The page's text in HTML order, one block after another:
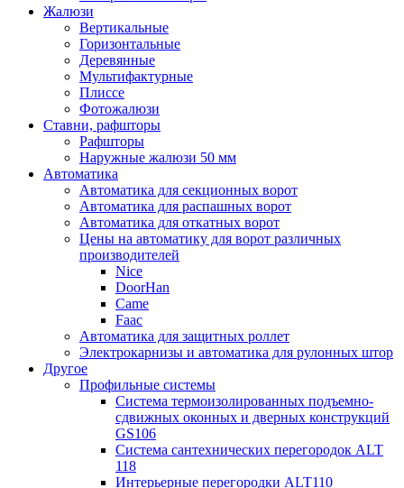
Жалюзи
Вертикальные
Горизонтальные
Деревянные
Мультифактурные
Плиссе
Фотожалюзи
Ставни, рафшторы
Рафшторы
Наружные жалюзи 50 мм
Автоматика
Автоматика для секционных ворот
Автоматика для распашных ворот
Автоматика для откатных ворот
Цены на автоматику для ворот различных
производителей
Nice
DoorHan
Came
Faac
Автоматика для защитных роллет
Электрокарнизы и автоматика для рулонных штор
Другое
Профильные системы
Система термоизолированных подъемно-
сдвижных оконных и дверных конструкций
GS106
Система сантехнических перегородок ALT
118
Интерьерные перегородки ALT110